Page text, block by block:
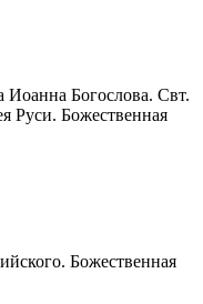
Иоанна Богослова. Свт.
Руси. Божественная
Божественная